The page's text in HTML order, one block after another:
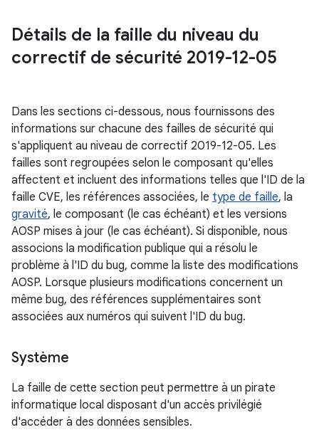
Détails de la faille du niveau du
correctif de sécurité 2019-12-05
Dans les sections ci-dessous, nous fournissons des
informations sur chacune des failles de sécurité qui
s'appliquent au niveau de correctif 2019-12-05. Les
failles sont regroupées selon le composant qu'elles
affectent et incluent des informations telles que l'ID de la
faille CVE, les références associées, le type de faille, la
gravité, le composant (le cas échéant) et les versions
AOSP mises à jour (le cas échéant). Si disponible, nous
associons la modification publique qui a résolu le
problème à l'ID du bug, comme la liste des modifications
AOSP. Lorsque plusieurs modifications concernent un
même bug, des références supplémentaires sont
associées aux numéros qui suivent l'ID du bug.
Système
La faille de cette section peut permettre à un pirate
informatique local disposant d'un accès privilégié
d'accéder à des données sensibles.